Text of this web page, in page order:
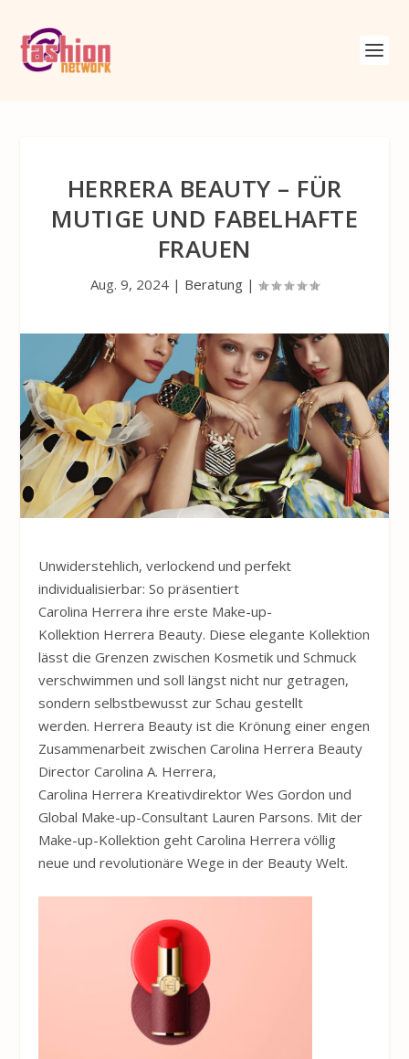
HERRERA BEAUTY – FÜR
MUTIGE UND FABELHAFTE
FRAUEN
Aug. 9, 2024 | Beratung |
Unwiderstehlich, verlockend und perfekt
individualisierbar: So präsentiert
Carolina Herrera ihre erste Make-up-
Kollektion Herrera Beauty. Diese elegante Kollektion
lässt die Grenzen zwischen Kosmetik und Schmuck
verschwimmen und soll längst nicht nur getragen,
sondern selbstbewusst zur Schau gestellt
werden. Herrera Beauty ist die Krönung einer engen
Zusammenarbeit zwischen Carolina Herrera Beauty
Director Carolina A. Herrera,
Carolina Herrera Kreativdirektor Wes Gordon und
Global Make-up-Consultant Lauren Parsons. Mit der
Make-up-Kollektion geht Carolina Herrera völlig
neue und revolutionäre Wege in der Beauty Welt.